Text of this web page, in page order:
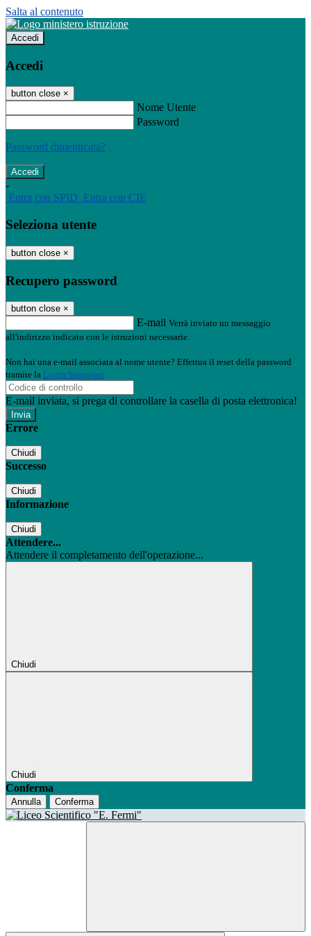
Salta al contenuto
Accedi
Accedi
button close ×
Nome Utente
Password
Password dimenticata?
-
Entra con SPID Entra con CIE
Seleziona utente
button close ×
Recupero password
button close ×
E-mail Verrà inviato un messaggio
all'indirizzo indicato con le istruzioni necessarie.
Non hai una e-mail associata al nome utente? Effettua il reset della password
tramite la Login Spaggiari
E-mail inviata, si prega di controllare la casella di posta elettronica!
Errore
Chiudi
Successo
Chiudi
Informazione
Chiudi
Attendere...
Attendere il completamento dell'operazione...
Chiudi
Chiudi
Conferma
Annulla Conferma